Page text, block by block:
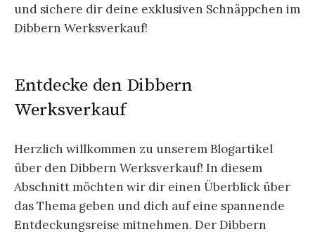
und sichere dir deine exklusiven Schnäppchen im
Dibbern Werksverkauf!
Entdecke den Dibbern
Werksverkauf
Herzlich willkommen zu unserem Blogartikel
über den Dibbern Werksverkauf! In diesem
Abschnitt möchten wir dir einen Überblick über
das Thema geben und dich auf eine spannende
Entdeckungsreise mitnehmen. Der Dibbern